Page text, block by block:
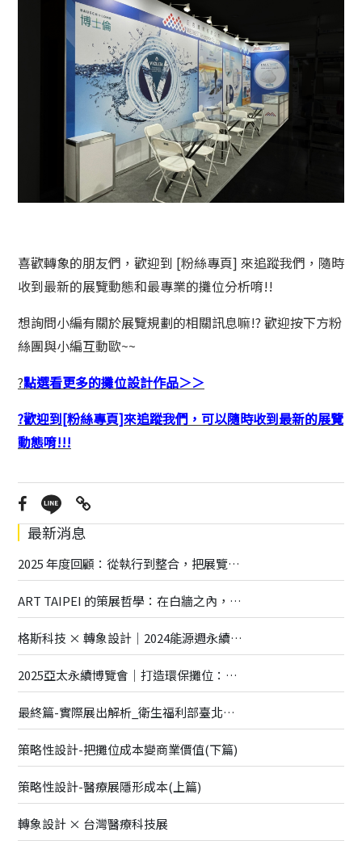
喜歡轉象的朋友們，歡迎到 [粉絲專頁] 來追蹤我們，隨時
收到最新的展覽動態和最專業的攤位分析唷!!
想詢問小編有關於展覽規劃的相關訊息嘛!? 歡迎按下方粉
絲團與小編互動歐~~
?點選看更多的攤位設計作品＞＞
?歡迎到[粉絲專頁]來追蹤我們，可以隨時收到最新的展覽
動態唷!!!
最新消息
2025 年度回顧：從執行到整合，把展覽做得更深更廣
ART TAIPEI 的策展哲學：在白牆之內，打造一座有呼吸的藝術場域
格斯科技 × 轉象設計｜2024能源週永續展覽全解析
2025亞太永續博覽會｜打造環保攤位：專業指南與創意實踐
最終篇-實際展出解析_衛生福利部臺北醫院
策略性設計-把攤位成本變商業價值(下篇)
策略性設計-醫療展隱形成本(上篇)
轉象設計 × 台灣醫療科技展